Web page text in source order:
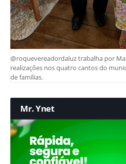
@roquevereadordaluz trabalha por
realizações nos quatro cantos do
de famílias.
Mr. Ynet